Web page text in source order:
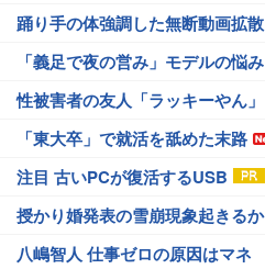
踊り手の体強調した無断動画拡散
「義足で夜の営み」モデルの悩み
性被害者の友人「ラッキーやん」
「東大卒」で就活を舐めた末路
注目 古いPCが復活するUSB
授かり婚発表の雪崩現象起きるか
八嶋智人 仕事ゼロの原因はマネ